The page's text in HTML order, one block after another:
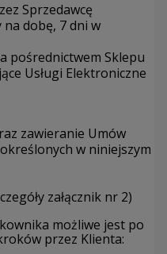
Sprzedawcę
na dobę, 7 dni w
pośrednictwem Sklepu
Usługi Elektroniczne
zawieranie Umów
w niniejszym
załącznik nr 2)
możliwe jest po
przez Klienta: